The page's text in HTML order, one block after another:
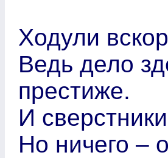
Ходули
Ведь дело
престиже.
И
Но ничего –